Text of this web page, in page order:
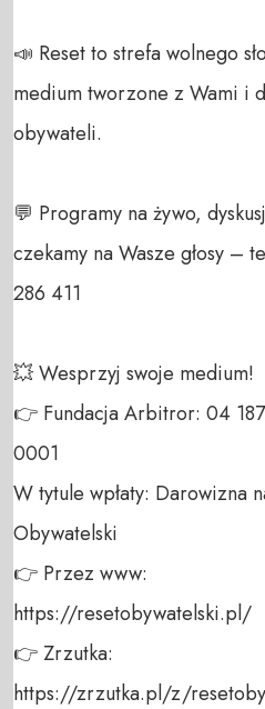
📣 Reset to strefa wolnego
medium tworzone z Wami i
obywateli.
💬 Programy na żywo,
czekamy na Wasze głosy –
286 411
💥 Wesprzyj swoje medium!
👉 Fundacja Arbitror: 04
0001
W tytule wpłaty: Darowizna
Obywatelski
👉 Przez www:
https://resetobywatelski.pl/
👉 Zrzutka:
https://zrzutka.pl/z/